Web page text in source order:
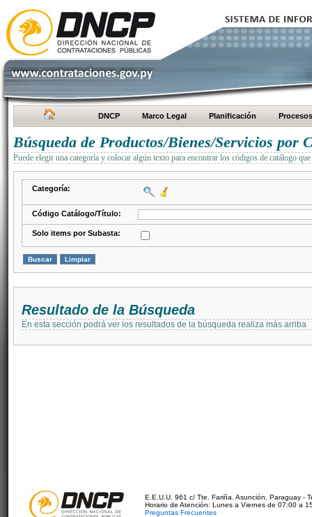
DNCP Marco Legal Planificación Procesos
Búsqueda de Productos/Bienes/Servicios por
Puede elegir una categoría y colocar algún texto para encontrar los códigos de catálogo
Categoría:
Código Catálogo/Título:
Solo items por Subasta:
Resultado de la Búsqueda
En esta sección podrá ver los resultados de la búsqueda realiza más arriba
E.E.U.U. 961 c/ Tte. Fariña. Asunción, Paraguay -
Horario de Atención: Lunes a Viernes de 07:00 a
Preguntas Frecuentes